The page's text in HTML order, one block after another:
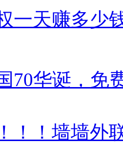
一天赚多少
70华诞，免
！！墙墙